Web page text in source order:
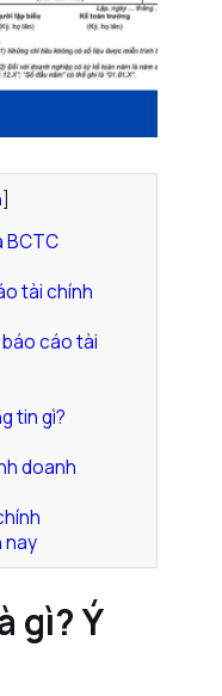
]
BCTC
tài chính
cáo tài
tin gì?
doanh
nay
gì? Ý